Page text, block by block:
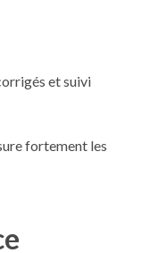
et suivi
fortement les